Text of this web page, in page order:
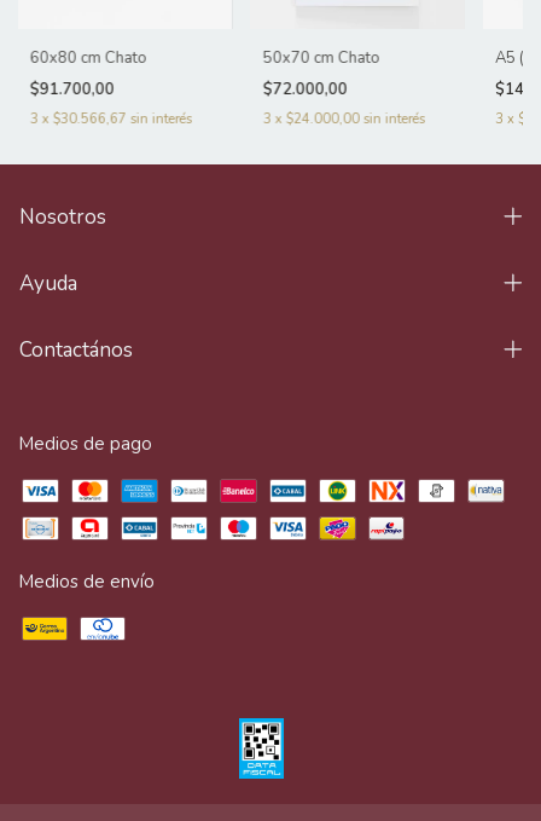
60x80 cm Chato
$91.700,00
3 x $30.566,67 sin interés
50x70 cm Chato
$72.000,00
3 x $24.000,00 sin interés
A5
3 x
Nosotros
Ayuda
Contactános
Medios de pago
Medios de envío